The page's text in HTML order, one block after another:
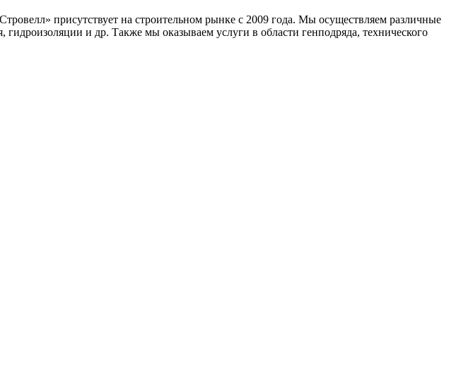
присутствует на строительном рынке с 2009 года. Мы осуществляем различные
и др. Также мы оказываем услуги в области генподряда, технического